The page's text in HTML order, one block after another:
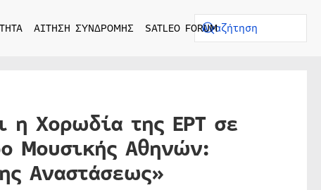
ΑΙΤΗΣΗ ΣΥΝΔΡΟΜΗΣ SATLEO FORUM
η Χορωδία της ΕΡΤ σε
Μουσικής Αθηνών:
Αναστάσεως»